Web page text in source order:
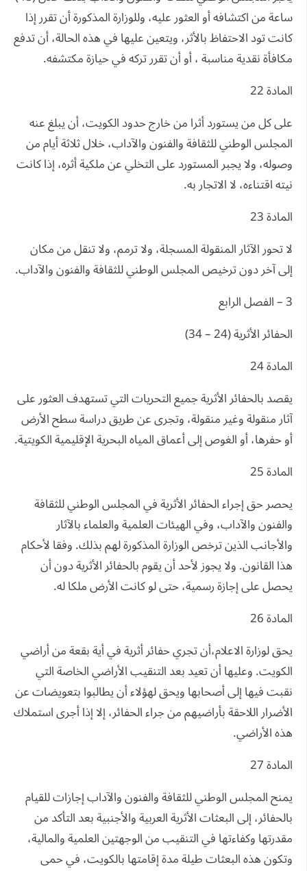
ساعة من اكتشافه أو العثور عليه، وللوزارة المذكورة أن تقرر إذا
كانت تود الاحتفاظ بالأثر، ويتعين عليها في هذه الحالة، أن تدفع
مكافأة نقدية مناسبة ، أو أن تقرر تركه في حيازة مكتشفه.
المادة 22
على كل من يستورد أثرا من خارج حدود الكويت، أن يبلغ عنه
المجلس الوطني للثقافة والفنون والآداب، خلال ثلاثة أيام من
وصوله، ولا يجبر المستورد على التخلي عن ملكية أثره، إذا كانت
نيته اقتناءه، لا الاتجار به.
المادة 23
لا تحور الآثار المنقولة المسجلة، ولا ترمم، ولا تنقل من مكان
إلى آخر دون ترخيص المجلس الوطني للثقافة والفنون والآداب.
3 – الفصل الرابع
الحفائر الأثرية (24 – 34)
المادة 24
يقصد بالحفائر الأثرية جميع التحريات التي تستهدف العثور على
آثار منقولة وغير منقولة، وتجرى عن طريق دراسة سطح الأرض
أو حفرها، أو الغوص إلى أعماق المياه البحرية الإقليمية الكويتية.
المادة 25
يحصر حق إجراء الحفائر الأثرية في المجلس الوطني للثقافة
والفنون والآداب، وفي الهيئات العلمية والعلماء بالآثار
والأجانب الذين ترخص الوزارة المذكورة لهم بذلك. وفقا لأحكام
هذا القانون. ولا يجوز لأحد أن يقوم بالحفائر الأثرية دون أن
يحصل على إجازة رسمية، حتى لو كانت الأرض ملكا له.
المادة 26
يحق لوزارة الاعلام،أن تجري حفائر أثرية في أية بقعة من أراضي
الكويت. وعليها أن تعيد بعد التنقيب الأراضي الخاصة التي
نقبت فيها إلى أصحابها ويحق لهؤلاء أن يطالبوا بتعويضات عن
الأضرار اللاحقة بأراضيهم من جراء الحفائر، إلا إذا أجرى استملاك
هذه الأراضي.
المادة 27
يمنح المجلس الوطني للثقافة والفنون والآداب إجازات للقيام
بالحفائر، إلى البعثات الأثرية العربية والأجنبية بعد التأكد من
مقدرتها وكفاءتها في التنقيب من الوجهتين العلمية والمالية،
وتكون هذه البعثات طيلة مدة إقامتها بالكويت، في حمى